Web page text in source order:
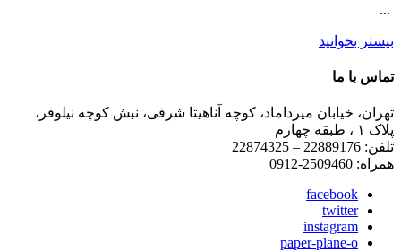
...
بیستر بخوانید
تماس با ما
تهران، خیابان میرداماد، کوچه آناهیتا شرقی، نبش کوچه نیلوفر،
پلاک ۱ ، طبقه چهارم
تلفن: 22889176 – 22874325
همراه: 2509460-0912
facebook
twitter
instagram
paper-plane-o